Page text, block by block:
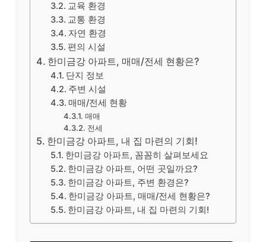
교육 환경
교통 환경
자연 환경
편의 시설
한미금강 아파트, 매매/전세 현황은?
단지 정보
주변 시설
매매/전세 현황
매매
전세
한미금강 아파트, 내 집 마련의 기회!
한미금강 아파트, 꼼꼼히 살펴보세요
한미금강 아파트, 어떤 곳일까요?
한미금강 아파트, 주변 환경은?
한미금강 아파트, 매매/전세 현황은?
한미금강 아파트, 내 집 마련의 기회!